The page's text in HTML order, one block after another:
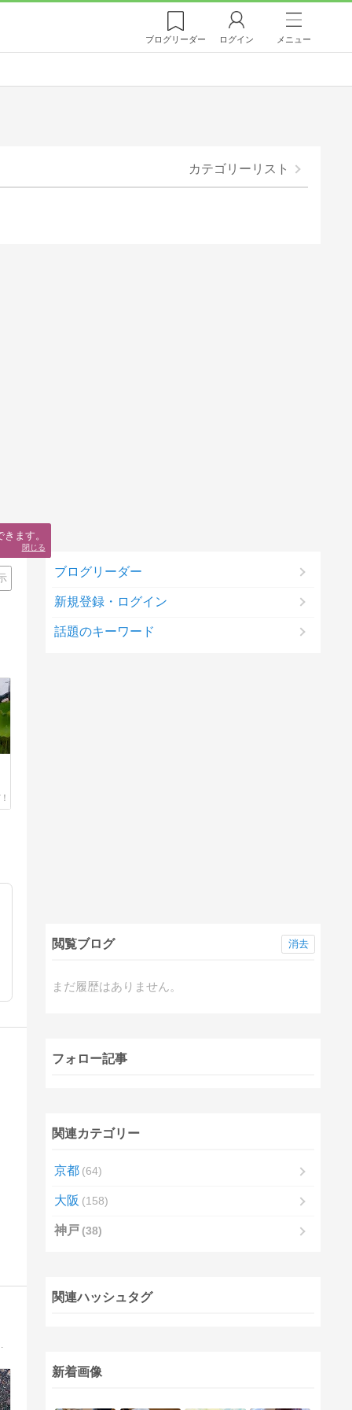
ブログリーダー ログイン メニュー
カテゴリーリスト
ブログリーダー
新規登録・ログイン
話題のキーワード
閲覧ブログ
まだ履歴はありません。
消去
フォロー記事
関連カテゴリー
京都 64
大阪 158
神戸 38
関連ハッシュタグ
新着画像
ます。
閉じる